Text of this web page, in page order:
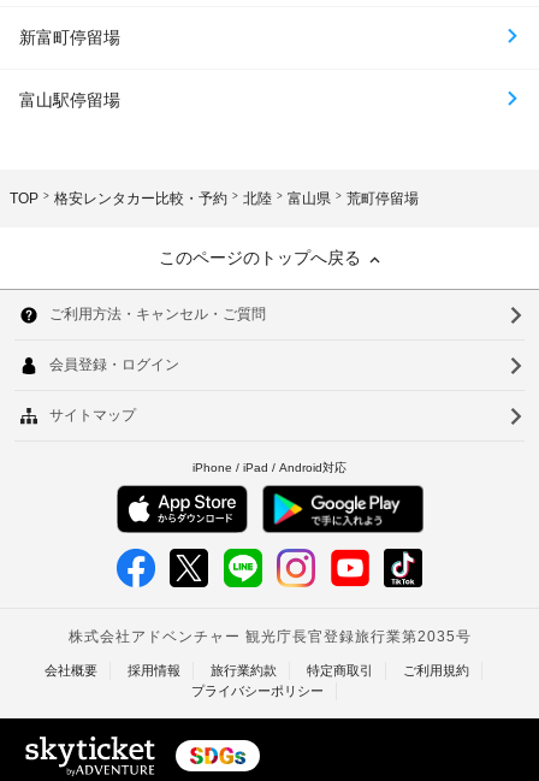
新富町停留場
富山駅停留場
TOP 格安レンタカー比較・予約 北陸 富山県 荒町停留場
このページのトップへ戻る